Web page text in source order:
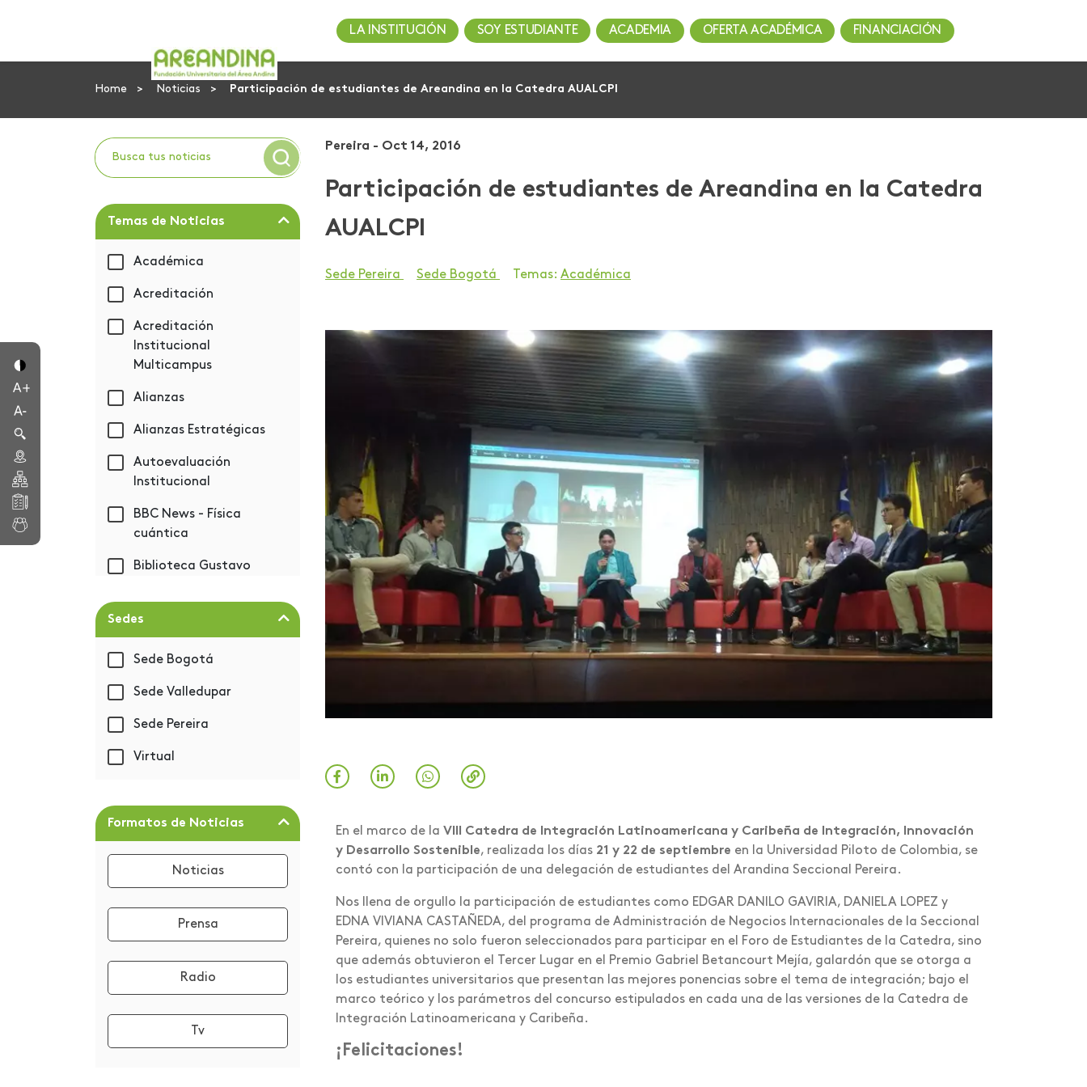
LA INSTITUCIÓN SOY ESTUDIANTE ACADEMIA OFERTA ACADÉMICA FINANCIACIÓN
Home Noticias Participación de estudiantes de Areandina en la Catedra AUALCPI
Temas de Noticias
Académica
Acreditación
Acreditación
Institucional
Multicampus
Alianzas
Alianzas Estratégicas
Autoevaluación
Institucional
BBC News - Física
cuántica
Biblioteca Gustavo
Bienestar
Universitario
Place to Work
colombiana
Congreso
Convocatoria CIVA
Sedes
Sede Bogotá
Sede Valledupar
Sede Pereira
Virtual
Formatos de Noticias
Noticias
Prensa
Radio
Tv
Pereira - Oct 14, 2016
Participación de estudiantes de Areandina en la Catedra
AUALCPI
Sede Pereira Sede Bogotá Temas: Académica
En el marco de la VIII Catedra de Integración Latinoamericana y Caribeña de Integración, Innovación
y Desarrollo Sostenible, realizada los días 21 y 22 de septiembre en la Universidad Piloto de Colombia, se
contó con la participación de una delegación de estudiantes del Arandina Seccional Pereira.
Nos llena de orgullo la participación de estudiantes como EDGAR DANILO GAVIRIA, DANIELA LOPEZ y
EDNA VIVIANA CASTAÑEDA, del programa de Administración de Negocios Internacionales de la Seccional
Pereira, quienes no solo fueron seleccionados para participar en el Foro de Estudiantes de la Catedra, sino
que además obtuvieron el Tercer Lugar en el Premio Gabriel Betancourt Mejía, galardón que se otorga a
los estudiantes universitarios que presentan las mejores ponencias sobre el tema de integración; bajo el
marco teórico y los parámetros del concurso estipulados en cada una de las versiones de la Catedra de
Integración Latinoamericana y Caribeña.
¡Felicitaciones!